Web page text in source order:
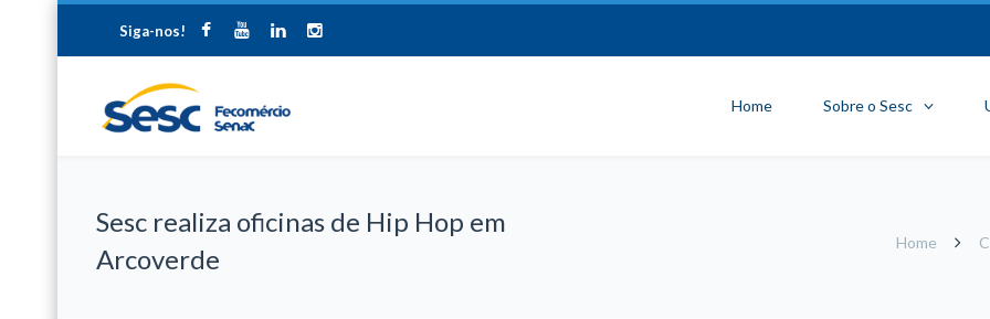
Siga-nos!
Home Sobre o Sesc
Sesc realiza oficinas de Hip Hop em
Arcoverde
Home